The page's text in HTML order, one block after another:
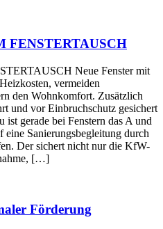
FENSTERTAUSCH
Neue Fenster mit
vermeiden
den Wohnkomfort. Zusätzlich
und vor Einbruchschutz gesichert
ist gerade bei Fenstern das A und
eine Sanierungsbegleitung durch
Der sichert nicht nur die KfW-
[…]
Förderung